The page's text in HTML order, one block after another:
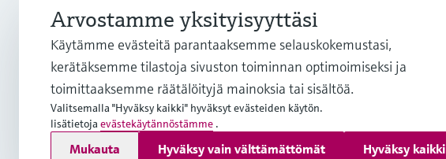
info.fi@endress.com
firstname.lastname@endress.com
Arvostamme yksityisyyttäsi
Käytämme evästeitä parantaaksemme selauskokemustasi,
kerätäksemme tilastoja sivuston toiminnan optimoimiseksi ja
toimittaaksemme räätälöityjä mainoksia tai sisältöä.
Valitsemalla "Hyväksy kaikki" hyväksyt evästeiden käytön.
lisätietoja evästekäytännöstämme .
Mukauta Hyväksy vain välttämättömät Hyväksy kaikki